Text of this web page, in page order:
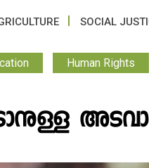
SOCIAL
Human Rights